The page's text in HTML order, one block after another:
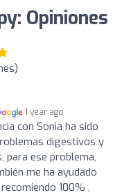
Opiniones
1 year ago
con Sonia ha sido
digestivos y
para ese problema,
me ha ayudado
100% ,